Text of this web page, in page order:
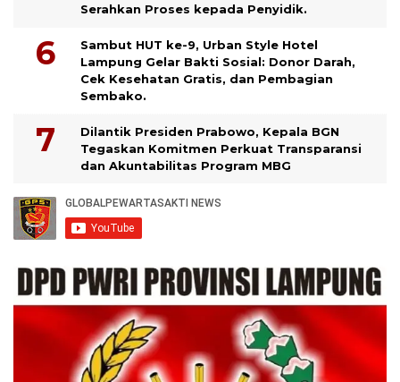
Serahkan Proses kepada Penyidik.
Sambut HUT ke-9, Urban Style Hotel
Lampung Gelar Bakti Sosial: Donor Darah,
Cek Kesehatan Gratis, dan Pembagian
Sembako.
Dilantik Presiden Prabowo, Kepala BGN
Tegaskan Komitmen Perkuat Transparansi
dan Akuntabilitas Program MBG